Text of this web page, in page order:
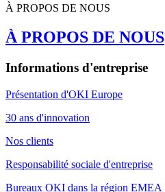
À PROPOS DE NOUS
À PROPOS DE NOUS
Informations d'entreprise
Présentation d'OKI Europe
30 ans d'innovation
Nos clients
Responsabilité sociale d'entreprise
Bureaux OKI dans la région EMEA